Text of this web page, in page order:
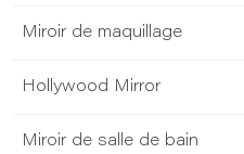
Miroir de maquillage
Hollywood Mirror
Miroir de salle de bain